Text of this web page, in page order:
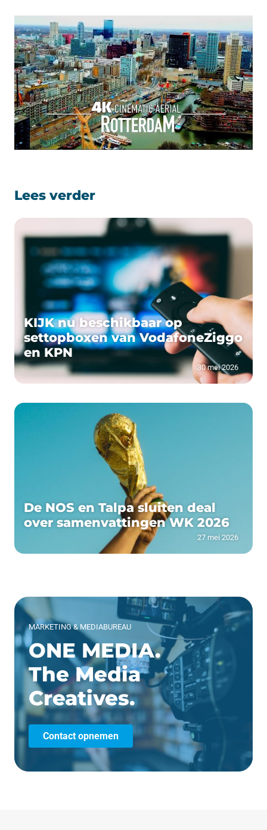
Lees verder
KIJK nu beschikbaar op
settopboxen van VodafoneZiggo
en KPN
30 mei 2026
De NOS en Talpa sluiten deal
over samenvattingen WK 2026
27 mei 2026
MARKETING & MEDIABUREAU
ONE MEDIA.
The Media
Creatives.
Contact opnemen